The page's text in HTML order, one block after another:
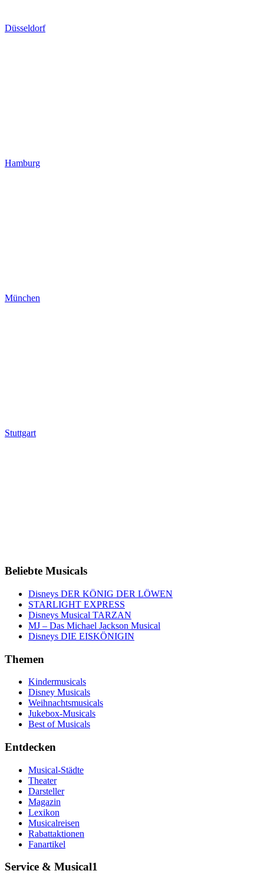
Düsseldorf
Hamburg
München
Stuttgart
Beliebte Musicals
Disneys DER KÖNIG DER LÖWEN
STARLIGHT EXPRESS
Disneys Musical TARZAN
MJ – Das Michael Jackson Musical
Disneys DIE EISKÖNIGIN
Themen
Kindermusicals
Disney Musicals
Weihnachtsmusicals
Jukebox-Musicals
Best of Musicals
Entdecken
Musical-Städte
Theater
Darsteller
Magazin
Lexikon
Musicalreisen
Rabattaktionen
Fanartikel
Service & Musical1